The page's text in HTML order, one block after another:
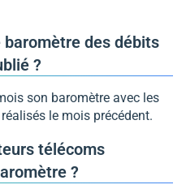
des débits
?
son baromètre avec les
le mois précédent.
télécoms
?